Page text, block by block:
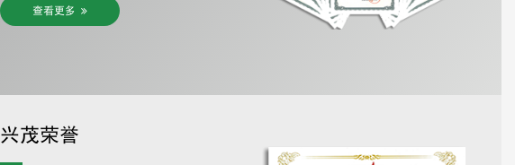
查看更多
兴茂荣誉